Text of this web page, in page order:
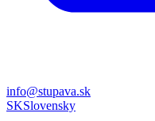
info@stupava.sk
SKSlovensky